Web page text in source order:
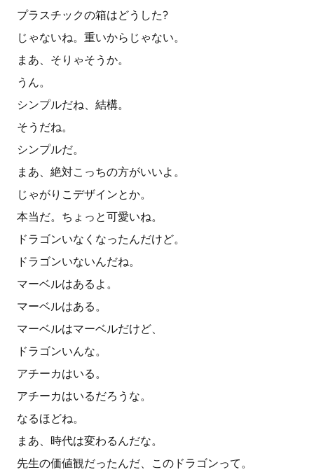
プラスチックの箱はどうした?
じゃないね。重いからじゃない。
まあ、そりゃそうか。
うん。
シンプルだね、結構。
そうだね。
シンプルだ。
まあ、絶対こっちの方がいいよ。
じゃがりこデザインとか。
本当だ。ちょっと可愛いね。
ドラゴンいなくなったんだけど。
ドラゴンいないんだね。
マーベルはあるよ。
マーベルはある。
マーベルはマーベルだけど、
ドラゴンいんな。
アチーカはいる。
アチーカはいるだろうな。
なるほどね。
まあ、時代は変わるんだな。
先生の価値観だったんだ、このドラゴンって。